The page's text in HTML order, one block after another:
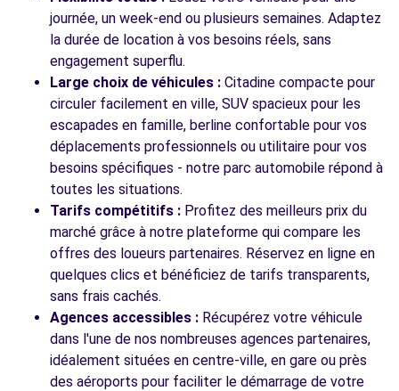
Voir toutes les agences
journée, un week-end ou plusieurs semaines. Adaptez
la durée de location à vos besoins réels, sans
engagement superflu.
Large choix de véhicules : Citadine compacte pour
circuler facilement en ville, SUV spacieux pour les
escapades en famille, berline confortable pour vos
déplacements professionnels ou utilitaire pour vos
besoins spécifiques - notre parc automobile répond à
toutes les situations.
Tarifs compétitifs : Profitez des meilleurs prix du
marché grâce à notre plateforme qui compare les
offres des loueurs partenaires. Réservez en ligne en
quelques clics et bénéficiez de tarifs transparents,
sans frais cachés.
Agences accessibles : Récupérez votre véhicule
dans l'une de nos nombreuses agences partenaires,
idéalement situées en centre-ville, en gare ou près
des aéroports pour faciliter le démarrage de votre